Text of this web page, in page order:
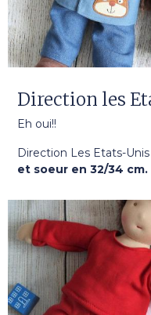
Direction les
Eh oui!!
Direction Les Etats-
et soeur en 32/34 cm.